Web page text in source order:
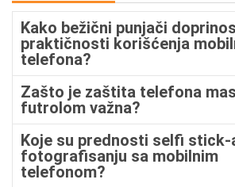
Kako bežični punjači
praktičnosti korišćenja
telefona?
Zašto je zaštita telefona
futrolom važna?
Koje su prednosti selfi stick-
fotografisanju sa mobilnim
telefonom?